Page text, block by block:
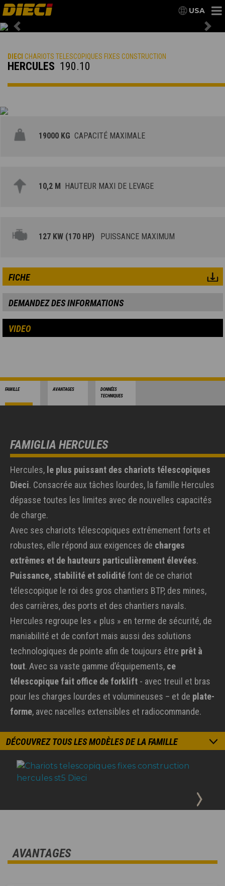
USA
Previous
DIECI CHARIOTS TELESCOPIQUES FIXES CONSTRUCTION
HERCULES 190.10
19000 KG CAPACITÉ MAXIMALE
10,2 M HAUTEUR MAXI DE LEVAGE
127 KW (170 HP) PUISSANCE MAXIMUM
FICHE
DEMANDEZ DES INFORMATIONS
VIDEO
FAMILLE AVANTAGES
DONNÉES
TECHNIQUES
FAMIGLIA HERCULES
Hercules, le plus puissant des chariots télescopiques
Dieci. Consacrée aux tâches lourdes, la famille Hercules
dépasse toutes les limites avec de nouvelles capacités
de charge.
Avec ses chariots télescopiques extrêmement forts et
robustes, elle répond aux exigences de charges
extrêmes et de hauteurs particulièrement élevées.
Puissance, stabilité et soliditéfont de ce chariot
télescopique le roi des gros chantiers BTP, des mines,
des carrières, des ports et des chantiers navals.
Hercules regroupe les « plus » en terme de sécurité, de
maniabilité et de confort mais aussi des solutions
technologiques de pointe afin de toujours être prêt à
tout. Avec sa vaste gamme d’équipements, ce
télescopique fait office de forklift - avec treuil et bras
pour les charges lourdes et volumineuses – et de plate-
forme, avec nacelles extensibles et radiocommande.
DÉCOUVREZ TOUS LES MODÈLES DE LA FAMILLE
AVANTAGES